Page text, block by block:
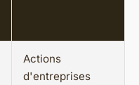
Actions
d'entreprises